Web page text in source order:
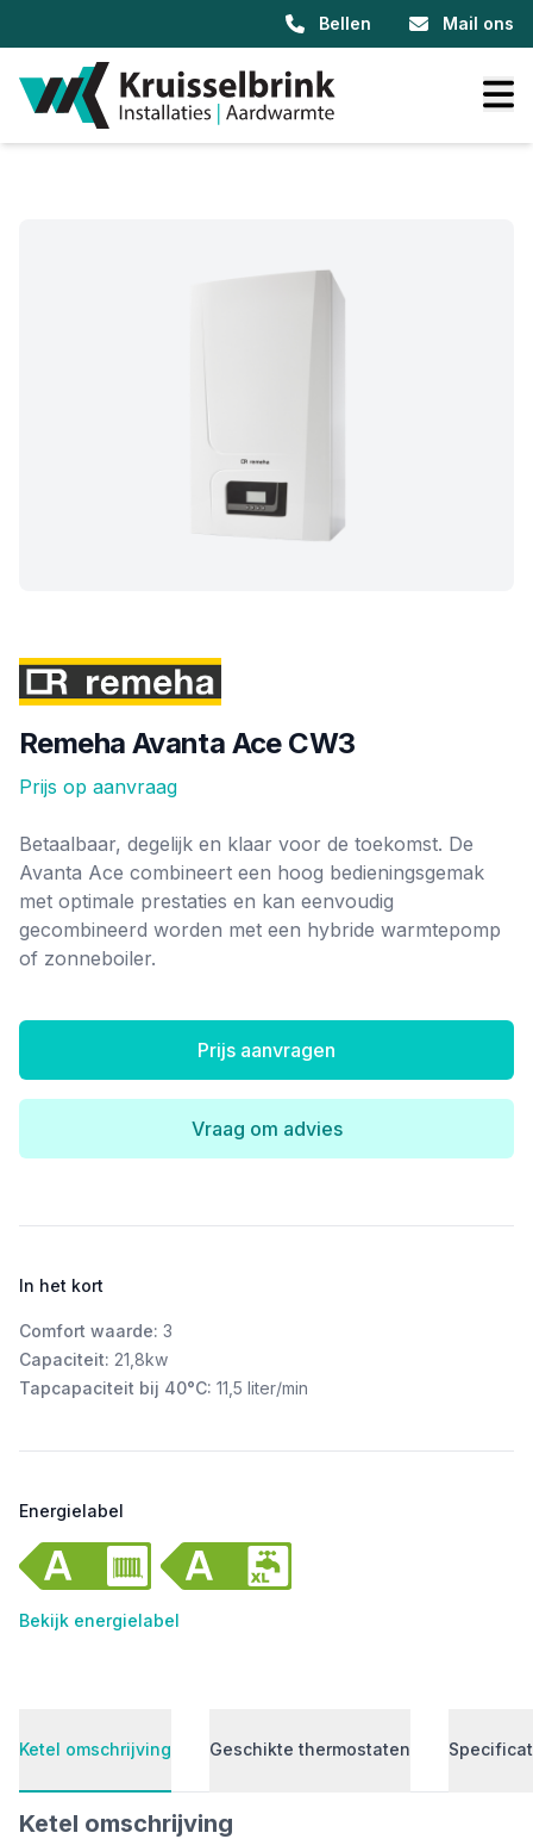
Bellen Mail ons
Remeha Avanta Ace CW3
Prijs op aanvraag
Merk
Betaalbaar, degelijk en klaar voor de toekomst. De
Avanta Ace combineert een hoog bedieningsgemak
met optimale prestaties en kan eenvoudig
gecombineerd worden met een hybride warmtepomp
of zonneboiler.
Prijs aanvragen
Vraag om advies
In het kort
Comfort waarde: 3
Capaciteit: 21,8kw
Tapcapaciteit bij 40°C: 11,5 liter/min
Energielabel
Bekijk energielabel
Ketel omschrijving Geschikte thermostaten
Ketel omschrijving